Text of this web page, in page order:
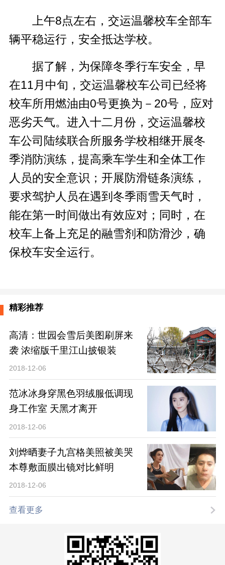
上午8点左右，交运温馨校车全部车
辆平稳运行，安全抵达学校。
据了解，为保障冬季行车安全，早
在11月中旬，交运温馨校车公司已经将
校车所用燃油由0号更换为－20号，应对
恶劣天气。进入十二月份，交运温馨校
车公司陆续联合所服务学校相继开展冬
季消防演练，提高乘车学生和全体工作
人员的安全意识；开展防滑链条演练，
要求驾护人员在遇到冬季雨雪天气时，
能在第一时间做出有效应对；同时，在
校车上备上充足的融雪剂和防滑沙，确
保校车安全运行。
精彩推荐
高清：世园会雪后美图刷屏来
袭 浓缩版千里江山披银装
2018-12-06
范冰冰身穿黑色羽绒服低调现
身工作室 天黑才离开
2018-12-06
刘烨晒妻子九宫格美照被美哭
本尊敷面膜出镜对比鲜明
2018-12-06
查看更多